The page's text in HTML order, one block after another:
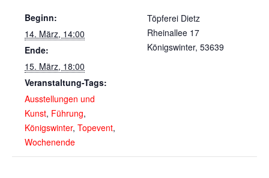
Beginn:
14. März, 14:00
Ende:
15. März, 18:00
Veranstaltung-Tags:
Ausstellungen und
Kunst, Führung,
Königswinter, Topevent,
Wochenende
Töpferei Dietz
Rheinallee 17
Königswinter, 53639